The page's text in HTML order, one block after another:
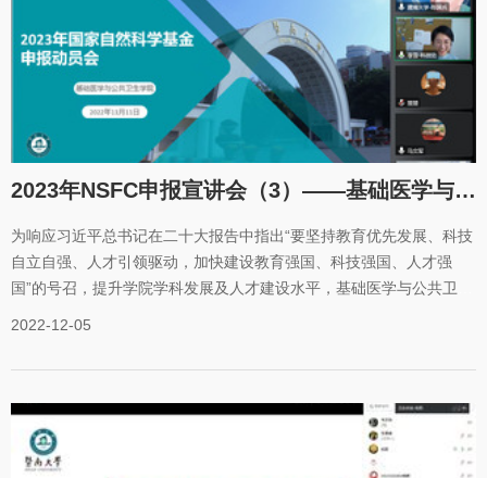
体，历年来在国家自然科学基金动员、组织、提升方面做了大量工
作，每年都为我校基金申报贡献重要力量。同时指出，国家自然科学
基金是衡量学校和附属医院核心竞争力和科研水平的重要指标，举办
此次云端讲座，希望通过资深专家申报基金的经验和技巧分享，提高
我校申报项目的质量，同时激发医学部各科研工作者的工作热情和创
新潜能，争取在2023年国家基金申报工作中再创佳绩。医学部副主任
突出成绩、充分肯定
2023年NSFC申报宣讲会（3）——基础医学与公共卫生学院专场
为响应习近平总书记在二十大报告中指出“要坚持教育优先发展、科技
自立自强、人才引领驱动，加快建设教育强国、科技强国、人才强
国”的号召，提升学院学科发展及人才建设水平，基础医学与公共卫生
大学公共卫生学院副院长董光辉分别开展主题讲座，会议由基础医学
科学基金申报动员及经验分享》的演说。分别从2022国家自然科学基
金资助概况、资助情况分析、申报政策和申报要点四个部分展开。她
通过全国及学校国家自然科学基金项目申报和立项的详实数据，展现
2022-12-05